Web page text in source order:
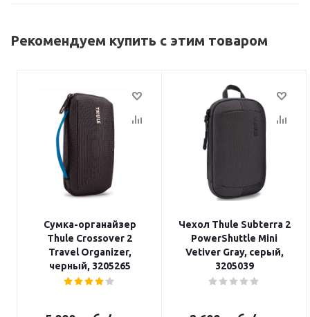
Рекомендуем купить с этим товаром
Сумка-органайзер
Thule Crossover 2
Travel Organizer,
черный, 3205265
Чехол Thule Subterra 2
PowerShuttle Mini
Vetiver Gray, серый,
3205039